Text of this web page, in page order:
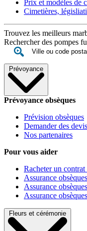
Prix et modèles de
Cimetières,
Trouvez les meilleurs
Rechercher des pompes
Prévoyance
Prévoyance obsèques
Prévision obsèques
Demander des
Nos partenaires
Pour vous aider
Racheter un contrat
Assurance
Assurance
Assurance
Fleurs et cérémonie